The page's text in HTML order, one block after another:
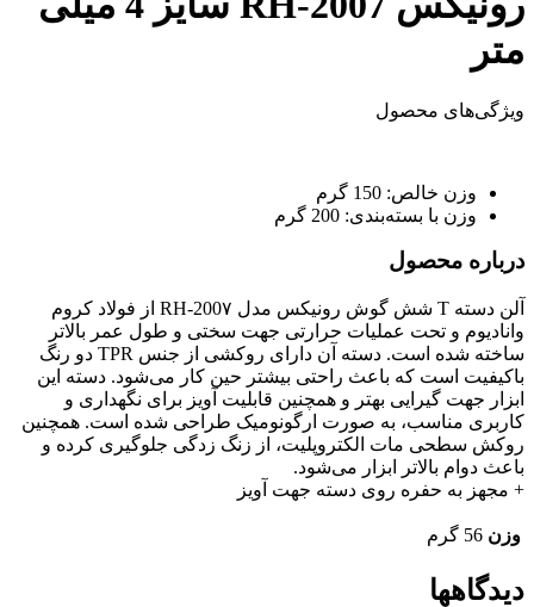
متر
ویژگی‌های محصول
وزن خالص: 150 گرم
وزن با بسته‌بندی: 200 گرم
درباره محصول
آلن دسته T شش گوش رونیکس مدل RH-200۷ از فولاد کروم
وانادیوم و تحت عملیات حرارتی جهت سختی و طول عمر بالاتر
ساخته شده است. دسته آن دارای روکشی از جنس TPR دو رنگ
باکیفیت است که باعث راحتی بیشتر حین کار می‌شود. دسته این
ابزار جهت گیرایی بهتر و همچنین قابلیت آویز برای نگهداری و
کاربری مناسب، به صورت ارگونومیک طراحی شده است. همچنین
روکش سطحی مات الکتروپلیت، از زنگ زدگی جلوگیری کرده و
باعث دوام بالاتر ابزار می‌شود.
+ مجهز به حفره روی دسته جهت آویز
وزن 56 گرم
دیدگاهها